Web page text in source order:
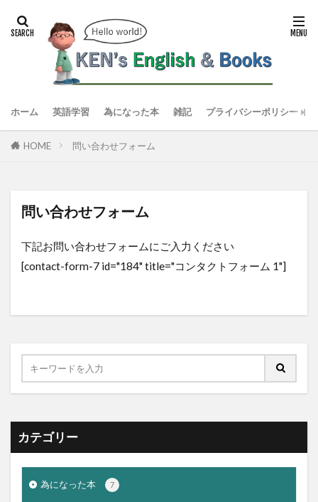
ホーム 英語学習 為になった本 雑記 プライバシーポリシー
HOME 問い合わせフォーム
問い合わせフォーム
下記お問い合わせフォームにご入力ください
[contact-form-7 id="184" title="コンタクトフォーム 1"]
カテゴリー
為になった本 7